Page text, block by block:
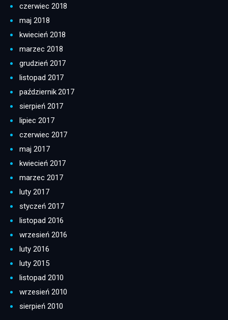
czerwiec 2018
maj 2018
kwiecień 2018
marzec 2018
grudzień 2017
listopad 2017
październik 2017
sierpień 2017
lipiec 2017
czerwiec 2017
maj 2017
kwiecień 2017
marzec 2017
luty 2017
styczeń 2017
listopad 2016
wrzesień 2016
luty 2016
luty 2015
listopad 2010
wrzesień 2010
sierpień 2010